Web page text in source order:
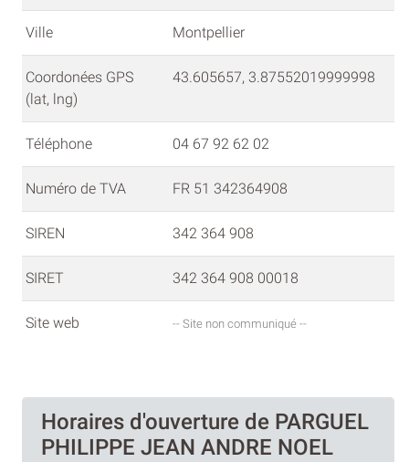
Ville Montpellier
Coordonées GPS
(lat, lng)
43.605657, 3.87552019999998
Téléphone 04 67 92 62 02
Numéro de TVA FR 51 342364908
SIREN 342 364 908
SIRET 342 364 908 00018
Site web -- Site non communiqué --
Horaires d'ouverture de PARGUEL
PHILIPPE JEAN ANDRE NOEL